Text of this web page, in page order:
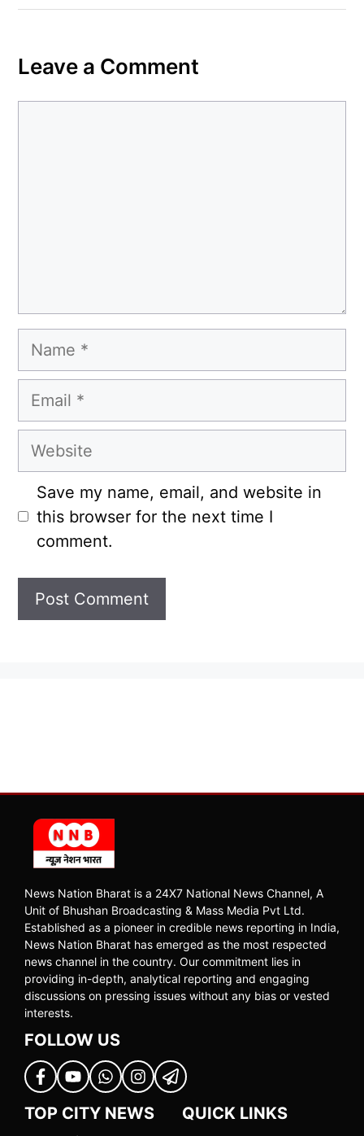
कहा– अंतिम संस्कार कर दीजिए हम नहीं आ पाएंगे
Leave a Comment
Name
Email
Website
Save my name, email, and website in
this browser for the next time I
comment.
News Nation Bharat is a 24X7 National News Channel, A
Unit of Bhushan Broadcasting & Mass Media Pvt Ltd.
Established as a pioneer in credible news reporting in India,
News Nation Bharat has emerged as the most respected
news channel in the country. Our commitment lies in
providing in-depth, analytical reporting and engaging
discussions on pressing issues without any bias or vested
interests.
FOLLOW US
TOP CITY NEWS QUICK LINKS